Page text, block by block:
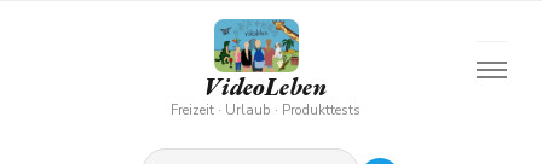
VideoLeben
Freizeit · Urlaub · Produkttests